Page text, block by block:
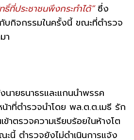
ที่ประชาชนพึงกระทำได้”ซึ่ง
บกิจกรรมในครั้งนี้ ขณะที่ตำรวจ
า
ธรและแกนนำพรรค
น้าที่ตำรวจนำโดย พล.ต.ต.เมธี รัก
าตรวจความเรียบร้อยในห้างโต
ะนี้ ตำรวจยังไม่ดำเนินการแจ้ง